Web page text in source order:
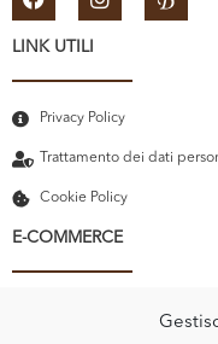
LINK UTILI
Privacy Policy
Trattamento dei dati
Cookie Policy
E-COMMERCE